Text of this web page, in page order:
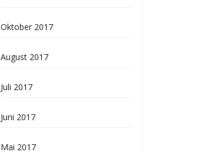
Oktober 2017
August 2017
Juli 2017
Juni 2017
Mai 2017